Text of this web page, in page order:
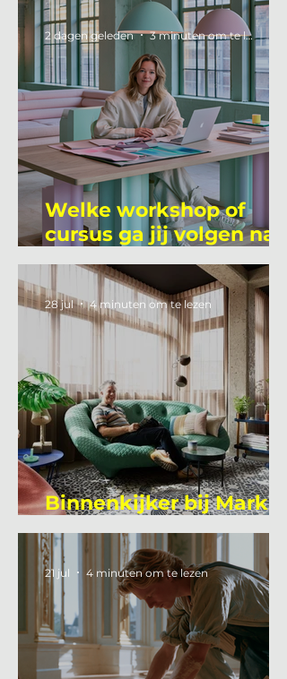
Welke workshop of
cursus ga jij volgen na
je vakantie?
2 dagen geleden 3 minuten om te lezen
Binnenkijker bij Mark
Mutsaers
28 jul 4 minuten om te lezen
21 jul 4 minuten om te lezen